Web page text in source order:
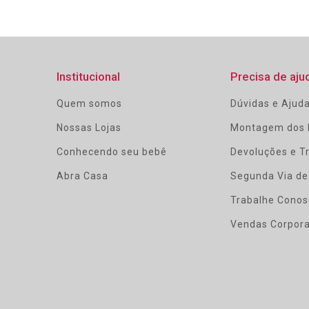
Institucional
Quem somos
Nossas Lojas
Conhecendo seu bebê
Abra Casa
Precisa de
Dúvidas e
Montagem dos
Devoluções e
Segunda Via
Trabalhe
Vendas